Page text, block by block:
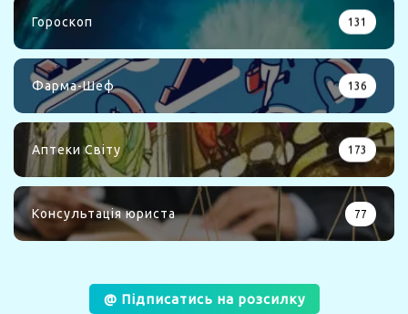
Гороскоп 131
Фарма-Шеф 136
Аптеки Світу 173
Консультація юриста 77
@ Підписатись на розсилку